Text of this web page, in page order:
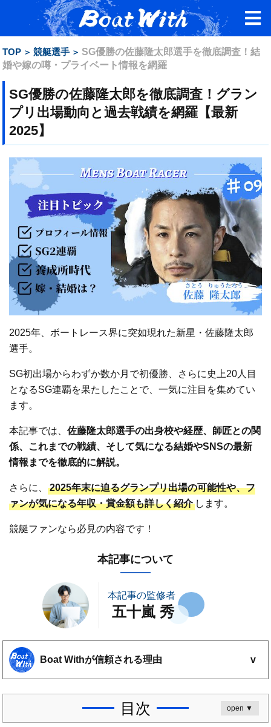
TOP 競艇選手
SG優勝の佐藤隆太郎選手を徹底調査！結
婚や嫁の噂・プライベート情報を網羅
SG優勝の佐藤隆太郎を徹底調査！グラン
プリ出場動向と過去戦績を網羅【最新
2025】
2025年、ボートレース界に突如現れた新星・佐藤隆太郎
選手。
SG初出場からわずか数か月で初優勝、さらに史上20人目
となるSG連覇を果たしたことで、一気に注目を集めてい
ます。
本記事では、佐藤隆太郎選手の出身校や経歴、師匠との関
係、これまでの戦績、そして気になる結婚やSNSの最新
情報までを徹底的に解説。
さらに、2025年末に迫るグランプリ出場の可能性や、フ
ァンが気になる年収・賞金額も詳しく紹介 します。
競艇ファンなら必見の内容です！
本記事について
本記事の監修者
五十嵐 秀
Boat Withが信頼される理由
競艇歴15年以上の検証担当 が実費で検証
他サイトにはない独自の検証方法で検証
目次 open ▼